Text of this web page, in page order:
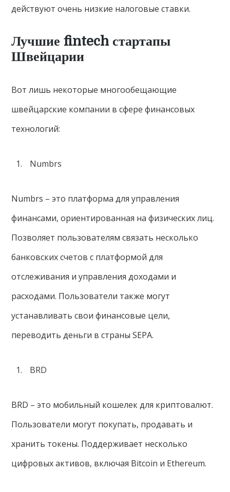
действуют очень низкие налоговые ставки.
Лучшие fintech стартапы
Швейцарии
Вот лишь некоторые многообещающие
швейцарские компании в сфере финансовых
технологий:
Numbrs
Numbrs – это платформа для управления
финансами, ориентированная на физических лиц.
Позволяет пользователям связать несколько
банковских счетов с платформой для
отслеживания и управления доходами и
расходами. Пользователи также могут
устанавливать свои финансовые цели,
переводить деньги в страны SEPA.
BRD
BRD – это мобильный кошелек для криптовалют.
Пользователи могут покупать, продавать и
хранить токены. Поддерживает несколько
цифровых активов, включая Bitcoin и Ethereum.